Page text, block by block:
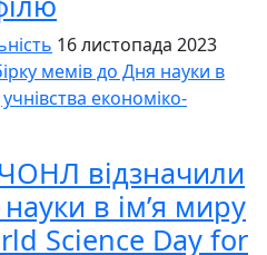
16 листопада 2023
мемів до Дня науки в
економіко-
відзначили
в ім’я миру
Science Day for